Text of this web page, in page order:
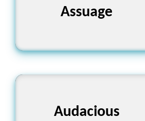
Assuage
প্রশমিত করা, উপশম করা
Audacious
সাহসী, দুঃসাহসী